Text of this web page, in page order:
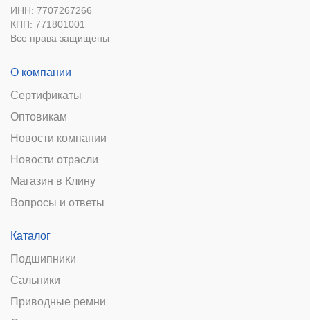
ИНН: 7707267266
КПП: 771801001
Все права защищены
О компании
Сертификаты
Оптовикам
Новости компании
Новости отрасли
Магазин в Клину
Вопросы и ответы
Каталог
Подшипники
Сальники
Приводные ремни